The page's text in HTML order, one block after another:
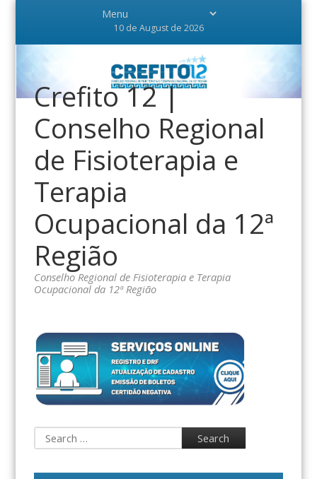
10 de August de 2026
Crefito 12 |
Conselho Regional
de Fisioterapia e
Terapia
Ocupacional da 12ª
Região
Conselho Regional de Fisioterapia e Terapia
Ocupacional da 12ª Região